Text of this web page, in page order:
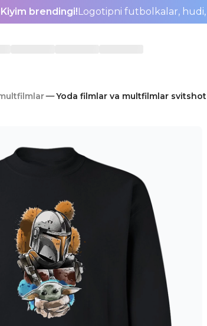
Kiyim brendingi!Logotipni futbolkalar,
Yoda filmlar va multfilmlar svitshot